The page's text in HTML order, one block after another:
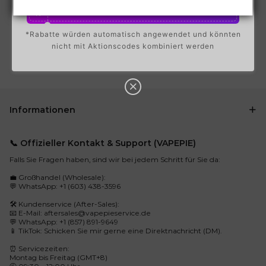
Informationen
📞 Offizieller Kontakt & Support (VAPEPIE)
Falls Sie Fragen haben, sind wir bei jedem Schritt für Sie da:
💼 Großhandel (Wholesale):
💬 WhatsApp: +1 (603) 438-3596
🛠️ Kundenservice (After-Sales):
📧 E-Mail: aftersales@vapepieservice.de
💬 WhatsApp: +1 (857) 891-9649
📱 TikTok: Schicken Sie mir gerne eine Direktnachricht (DM).
⏰ Servicezeiten:
Montag bis Freitag (GMT+8)
5%
*Rabatte würden automatisch angewendet und könnten
nicht mit Aktionscodes kombiniert werden